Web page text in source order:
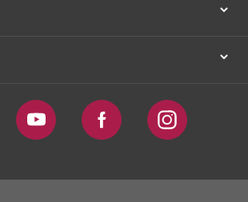
Youtube Facebook Instagram